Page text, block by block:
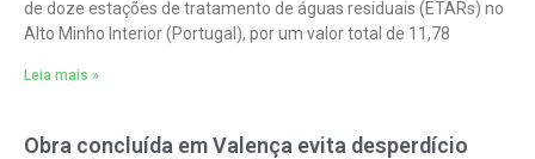
de doze estações de tratamento de águas residuais (ETARs) no
Alto Minho Interior (Portugal), por um valor total de 11,78
Leia mais »
Obra concluída em Valença evita desperdício